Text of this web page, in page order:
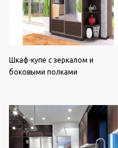
Шкаф-купе с зеркалом и
боковыми полками